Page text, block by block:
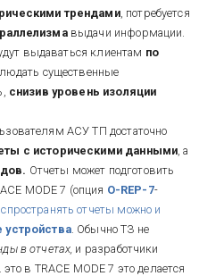
трендами, потребуется
выдачи информации.
выдаваться клиентам по
существенные
снизив уровень изоляции
АСУ ТП достаточно
с историческими данными, а
Отчеты может подготовить
MODE 7 (опция O-REP-7-
отчеты можно и
. Обычно ТЗ не
в отчетах, и разработчики
в TRACE MODE 7 это делается